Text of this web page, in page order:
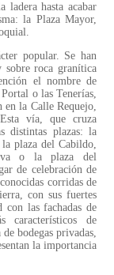
ladera hasta acabar
la Plaza Mayor,
popular. Se han
sobre roca granítica
el nombre de
o las Tenerías,
en la Calle Requejo,
vía, que cruza
distintas plazas: la
plaza del Cabildo,
o la plaza del
de celebración de
corridas de
con sus fuertes
con las fachadas de
característicos de
bodegas privadas,
la importancia